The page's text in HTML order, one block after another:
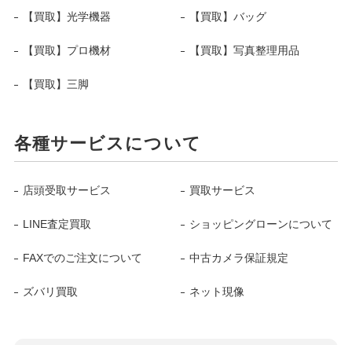
【買取】光学機器 【買取】バッグ
【買取】プロ機材 【買取】写真整理用品
【買取】三脚
各種サービスについて
店頭受取サービス 買取サービス
LINE査定買取 ショッピングローンについて
FAXでのご注文について 中古カメラ保証規定
ズバリ買取 ネット現像